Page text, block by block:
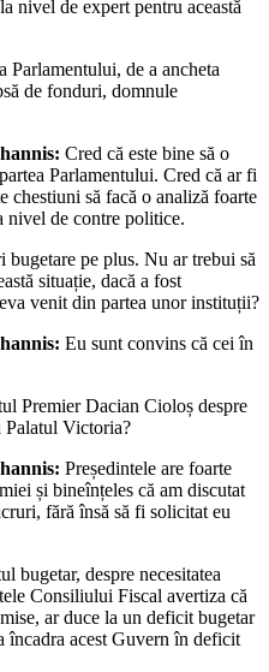
nivel de expert pentru această
Parlamentului, de a ancheta
de fonduri, domnule
Cred că este bine să o
Parlamentului. Cred că ar fi
chestiuni să facă o analiză foarte
nivel de contre politice.
pe plus. Nu ar trebui să
situație, dacă a fost
venit din partea unor instituții?
Eu sunt convins că cei în
Premier Dacian Cioloș despre
Palatul Victoria?
Președintele are foarte
și bineînțeles că am discutat
fără însă să fi solicitat eu
bugetar, despre necesitatea
Consiliului Fiscal avertiza că
ar duce la un deficit bugetar
încadra acest Guvern în deficit